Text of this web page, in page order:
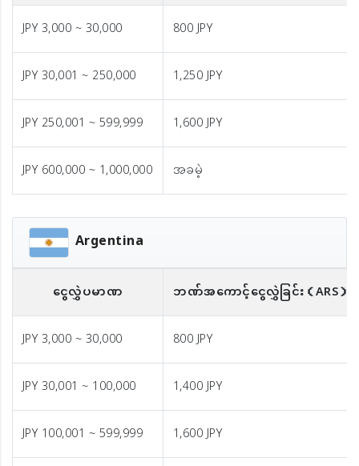
JPY 3,000 ~ 30,000
800 JPY
JPY 30,001 ~ 250,000
1,250 JPY
JPY 250,001 ~ 599,999
1,600 JPY
JPY 600,000 ~ 1,000,000
အခမဲ့
Argentina
ငွေလွှဲပမာဏ ဘဏ်အကောင့်ငွေလွှဲခြင်း（ARS）
JPY 3,000 ~ 30,000
800 JPY
JPY 30,001 ~ 100,000
1,400 JPY
JPY 100,001 ~ 599,999
1,600 JPY